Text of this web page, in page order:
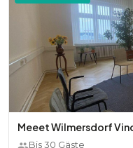
Meeet Wilmersdorf
Bis30 Gäste